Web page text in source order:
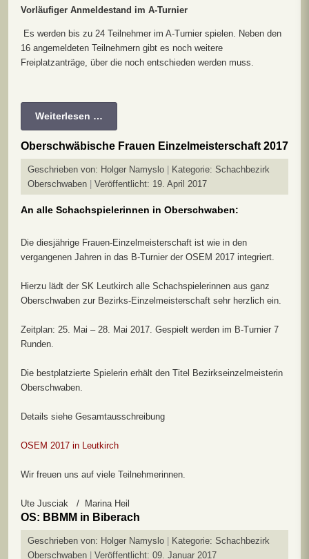
Vorläufiger Anmeldestand im A-Turnier
Es werden bis zu 24 Teilnehmer im A-Turnier spielen. Neben den
16 angemeldeten Teilnehmern gibt es noch weitere
Freiplatzanträge, über die noch entschieden werden muss.
Weiterlesen …
Oberschwäbische Frauen Einzelmeisterschaft 2017
Geschrieben von: Holger Namyslo Kategorie: Schachbezirk
Oberschwaben
Veröffentlicht: 19. April 2017
An alle Schachspielerinnen in Oberschwaben:
Die diesjährige Frauen-Einzelmeisterschaft ist wie in den
vergangenen Jahren in das B-Turnier der OSEM 2017 integriert.
Hierzu lädt der SK Leutkirch alle Schachspielerinnen aus ganz
Oberschwaben zur Bezirks-Einzelmeisterschaft sehr herzlich ein.
Zeitplan: 25. Mai – 28. Mai 2017. Gespielt werden im B-Turnier 7
Runden.
Die bestplatzierte Spielerin erhält den Titel Bezirkseinzelmeisterin
Oberschwaben.
Details siehe Gesamtausschreibung
OSEM 2017 in Leutkirch
Wir freuen uns auf viele Teilnehmerinnen.
Ute Jusciak / Marina Heil
OS: BBMM in Biberach
Geschrieben von: Holger Namyslo Kategorie: Schachbezirk
Oberschwaben
Veröffentlicht: 09. Januar 2017